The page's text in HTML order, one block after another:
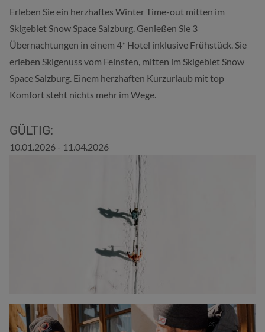
Erleben Sie ein herzhaftes Winter Time-out mitten im
Skigebiet Snow Space Salzburg. Genießen Sie 3
Übernachtungen in einem 4* Hotel inklusive Frühstück. Sie
erleben Skigenuss vom Feinsten, mitten im Skigebiet Snow
Space Salzburg. Einem herzhaften Kurzurlaub mit top
Komfort steht nichts mehr im Wege.
GÜLTIG:
10.01.2026 - 11.04.2026